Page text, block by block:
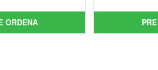
original
era:
precio
actual
ORDENA